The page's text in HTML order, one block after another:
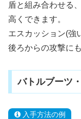
盾と組み合わせる
高くできます。
エスカッション(強
後ろからの攻撃に
バトルブーツ
入手方法の例